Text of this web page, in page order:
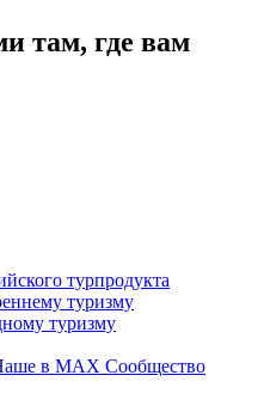
там, где вам
турпродукта
туризму
туризму
в MAX Сообщество